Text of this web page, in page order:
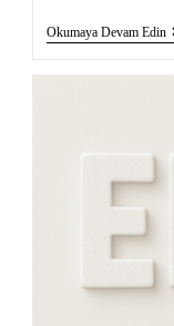
Okumaya Devam Edin